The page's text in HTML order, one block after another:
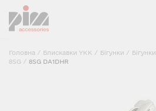
Головна / Блискавки YKK / Бігунки /
8SG / 8SG DA1DHR